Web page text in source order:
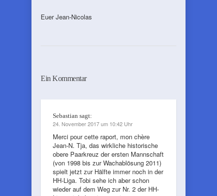
Euer Jean-Nicolas
Ein Kommentar
Sebastian sagt:
24. November 2017 um 10:42 Uhr
Merci pour cette raport, mon chère
Jean-N. Tja, das wirkliche historische
obere Paarkreuz der ersten Mannschaft
(von 1998 bis zur Wachablösung 2011)
spielt jetzt zur Hälfte immer noch in der
HH-Liga. Tobi sehe ich aber schon
wieder auf dem Weg zur Nr. 2 der HH-